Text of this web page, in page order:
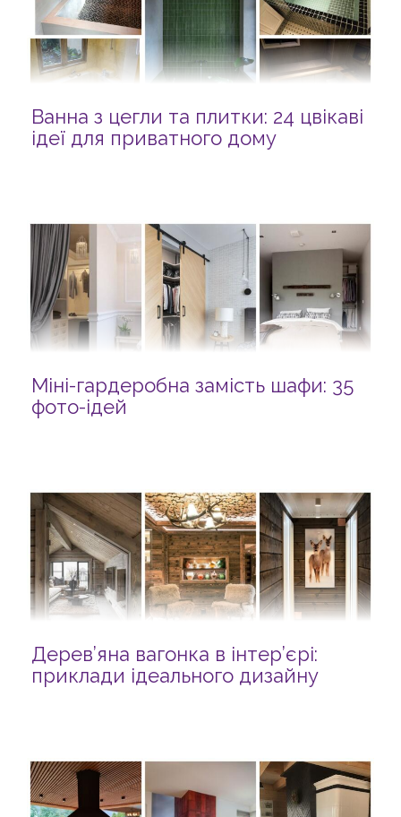
Ванна з цегли та плитки: 24 цвікаві
ідеї для приватного дому
Міні-гардеробна замість шафи: 35
фото-ідей
Дерев’яна вагонка в інтер’єрі:
приклади ідеального дизайну